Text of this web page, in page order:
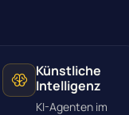
Künstliche
Intelligenz
KI-Agenten im